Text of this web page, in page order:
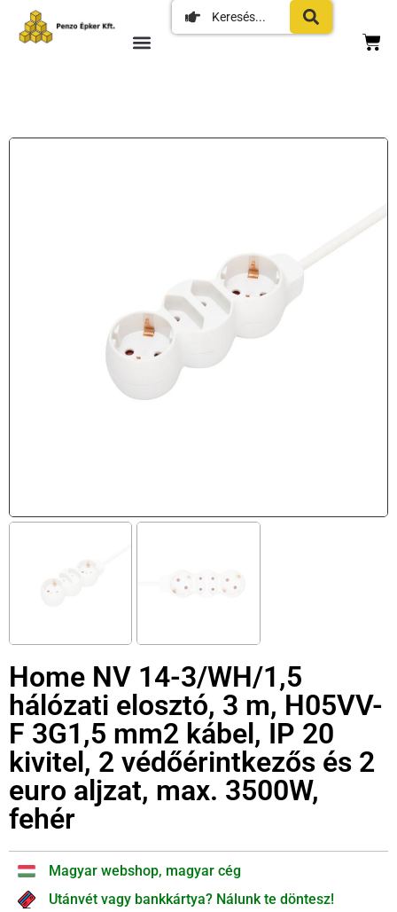
Home NV 14-3/WH/1,5
hálózati elosztó, 3 m, H05VV-
F 3G1,5 mm2 kábel, IP 20
kivitel, 2 védőérintkezős és 2
euro aljzat, max. 3500W,
fehér
Magyar webshop, magyar cég
Utánvét vagy bankkártya? Nálunk te döntesz!